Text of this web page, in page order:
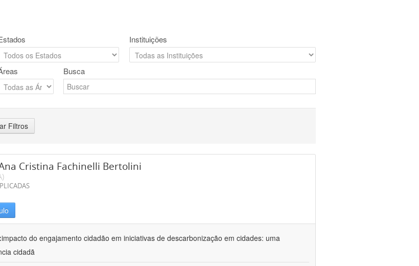
Instituições
Busca
Filtros
Cristina Fachinelli Bertolini
impacto do engajamento cidadão em iniciativas de descarbonização em cidades: uma
cidadã